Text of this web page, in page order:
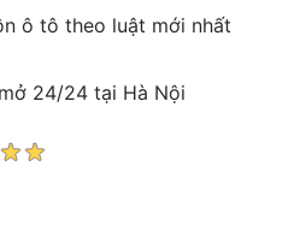
ô tô theo luật mới nhất
24/24 tại Hà Nội